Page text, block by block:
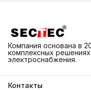
Компания основана в
комплексных
электроснабжения.
Контакты